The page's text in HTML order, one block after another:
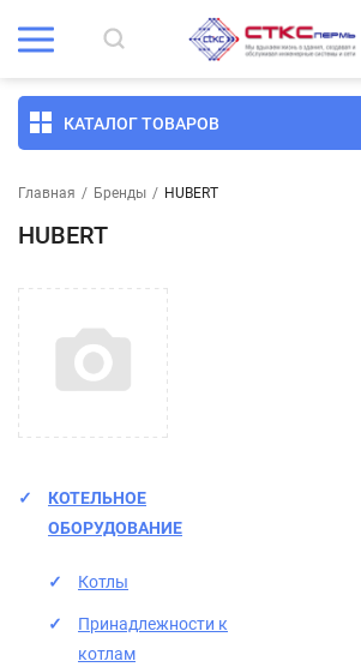
КАТАЛОГ ТОВАРОВ
Главная / Бренды / HUBERT
HUBERT
КОТЕЛЬНОЕ
ОБОРУДОВАНИЕ
Котлы
Принадлежности к
котлам